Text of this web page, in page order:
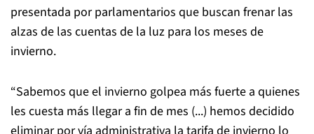
presentada por parlamentarios que buscan frenar las
alzas de las cuentas de la luz para los meses de
invierno.
“Sabemos que el invierno golpea más fuerte a quienes
les cuesta más llegar a fin de mes (...) hemos decidido